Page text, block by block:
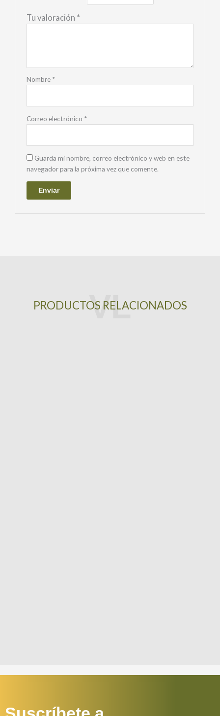
Tu valoración *
Nombre *
Correo electrónico *
Guarda mi nombre, correo electrónico y web en este
navegador para la próxima vez que comente.
PRODUCTOS RELACIONADOS